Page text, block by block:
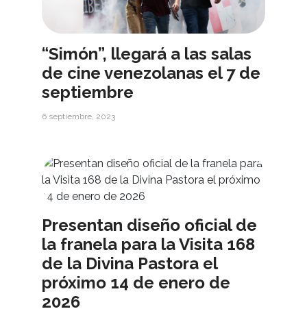
“Simón”, llegará a las salas
de cine venezolanas el 7 de
septiembre
6 septiembre, 2023
Presentan diseño oficial de
la franela para la Visita 168
de la Divina Pastora el
próximo 14 de enero de
2026